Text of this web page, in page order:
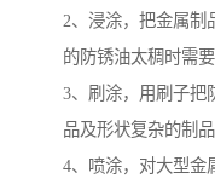
2、浸涂，把金属制
的防锈油太稠时需
3、刷涂，用刷子把
品及形状复杂的制品
4、喷涂，对大型金